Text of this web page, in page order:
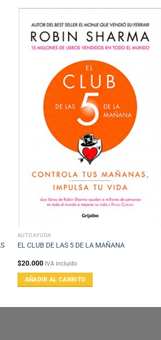
AUTOAYUDA
EL CLUB DE LAS 5 DE LA MAÑANA
$20.000 IVA incluido
AÑADIR AL CARRITO